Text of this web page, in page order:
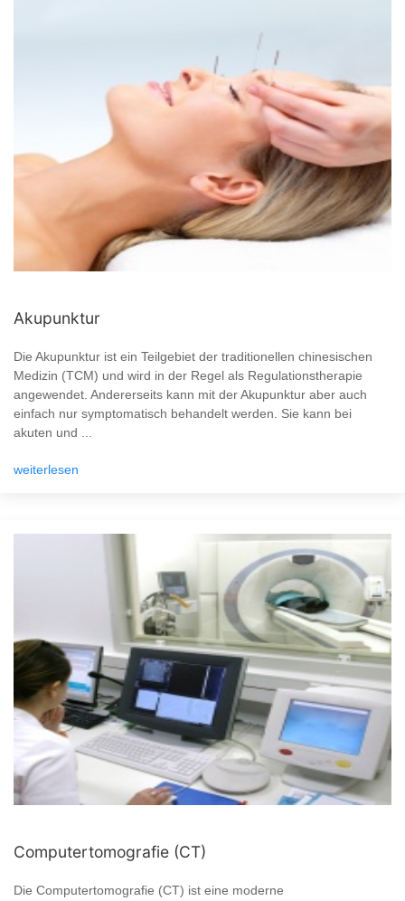
Akupunktur
Die Akupunktur ist ein Teilgebiet der traditionellen chinesischen
Medizin (TCM) und wird in der Regel als Regulationstherapie
angewendet. Andererseits kann mit der Akupunktur aber auch
einfach nur symptomatisch behandelt werden. Sie kann bei
akuten und ...
weiterlesen
Computertomografie (CT)
Die Computertomografie (CT) ist eine moderne